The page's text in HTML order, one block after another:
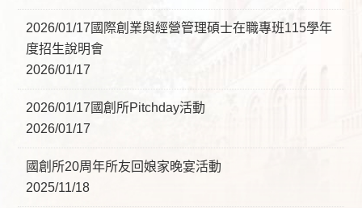
2026/01/17國際創業與經營管理碩士在職專班115學年
度招生說明會
2026/01/17
2026/01/17國創所Pitchday活動
2026/01/17
國創所20周年所友回娘家晚宴活動
2025/11/18